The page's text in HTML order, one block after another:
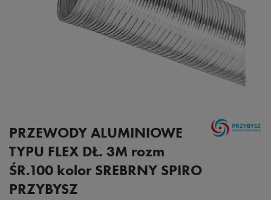
PRZEWODY ALUMINIOWE
TYPU FLEX DŁ. 3M rozm
ŚR.100 kolor SREBRNY SPIRO
PRZYBYSZ